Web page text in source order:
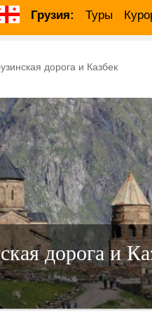
Грузия: Туры
дорога и Казбек
дорога и